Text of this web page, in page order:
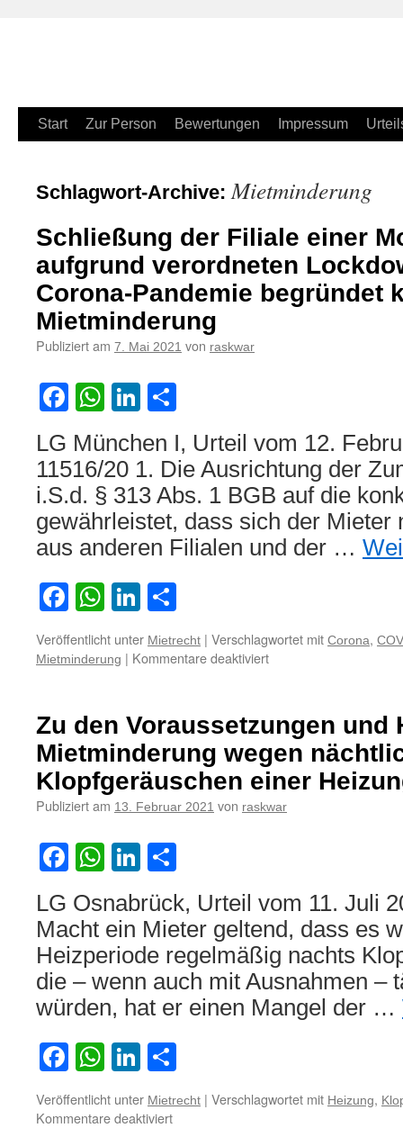
Zum
springen
Start Zur Person Bewertungen Impressum
Schlagwort-Archive:Mietminderung
Schließung der Filiale einer
aufgrund verordneten
Corona-Pandemie begründet
Mietminderung
Publiziert am 7. Mai 2021 von raskwar
Facebook
WhatsApp
LinkedIn
LG München I, Urteil vom 12.
11516/20 1. Die Ausrichtung der
i.S.d. § 313 Abs. 1 BGB auf die
gewährleistet, dass sich der Mieter
aus anderen Filialen und der …
Facebook
WhatsApp
LinkedIn
Veröffentlicht unter Mietrecht | Verschlagwortet mit Corona,
Mietminderung | Kommentare deaktiviertfür
einer
Modekette
aufgrund
verordneten
Lockdowns
infolge
begründet
kein
Recht
Mietminderung
Zu den Voraussetzungen und
Mietminderung wegen
Klopfgeräuschen einer
Publiziert am 13. Februar 2021 von raskwar
Facebook
WhatsApp
LinkedIn
LG Osnabrück, Urteil vom 11. Juli
Macht ein Mieter geltend, dass es
Heizperiode regelmäßig nachts
die – wenn auch mit Ausnahmen –
würden, hat er einen Mangel der …
Facebook
WhatsApp
LinkedIn
Veröffentlicht unter Mietrecht | Verschlagwortet mit Heizung,
Kommentare deaktiviertfür